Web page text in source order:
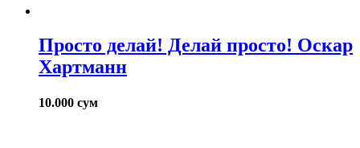
Просто делай! Делай просто! Оскар
Хартманн
10.000 сум